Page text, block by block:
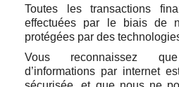
Toutes les transactions
effectuées par le biais de
protégées par des
Vous reconnaissez
d’informations par internet